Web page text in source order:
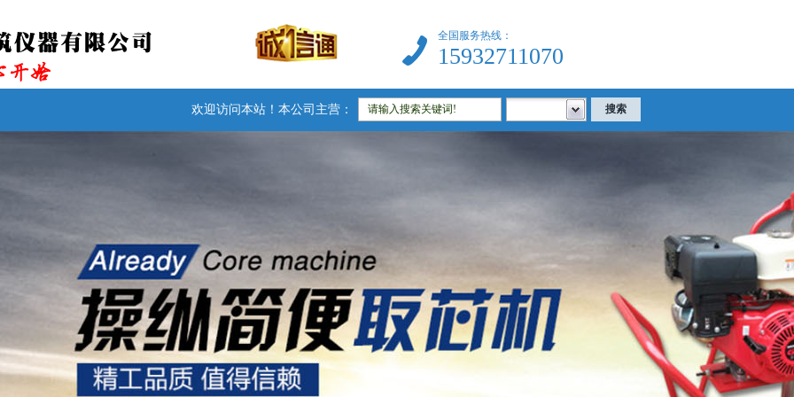
全国服务热线：
15932711070
欢迎访问本站！本公司主营：防水卷材检测仪器|建筑试验仪器|公路试验仪器|土工试验仪器|沥青试验仪器|混凝土